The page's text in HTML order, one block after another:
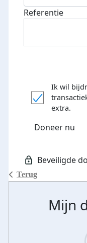
Terug
Referentie
Ik wil
extra.
Doneer nu
Mijn